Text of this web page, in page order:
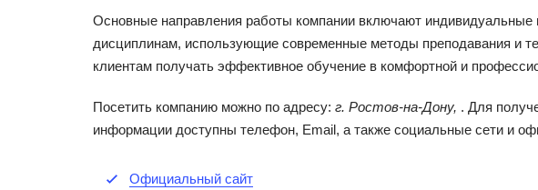
Основные направления работы компании включают индивидуальные
дисциплинам, использующие современные методы преподавания и
клиентам получать эффективное обучение в комфортной и
Посетить компанию можно по адресу: г. Ростов-на-Дону, . Для
информации доступны телефон, Email, а также социальные сети и
Официальный сайт